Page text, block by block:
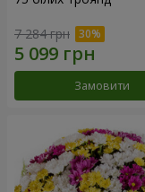
7 284 грн
Замовити